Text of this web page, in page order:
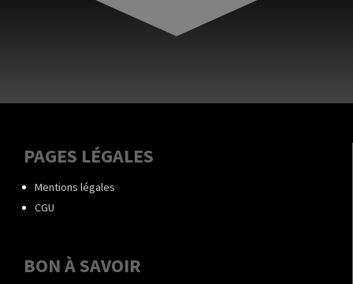
PAGES LÉGALES
Mentions légales
CGU
BON À SAVOIR